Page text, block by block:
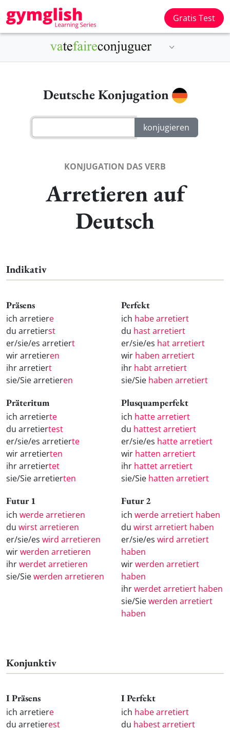
Gratis Test
Deutsche Konjugation
KONJUGATION DAS VERB
Arretieren auf
Deutsch
Indikativ
Präsens
ich arretiere
du arretierst
er/sie/es arretiert
wir arretieren
ihr arretiert
sie/Sie arretieren
Perfekt
ich habe arretiert
du hast arretiert
er/sie/es hat arretiert
wir haben arretiert
ihr habt arretiert
sie/Sie haben arretiert
Präteritum
ich arretierte
du arretiertest
er/sie/es arretierte
wir arretierten
ihr arretiertet
sie/Sie arretierten
Plusquamperfekt
ich hatte arretiert
du hattest arretiert
er/sie/es hatte arretiert
wir hatten arretiert
ihr hattet arretiert
sie/Sie hatten arretiert
Futur 1
ich werde arretieren
du wirst arretieren
er/sie/es wird arretieren
wirwerden arretieren
ihrwerdet arretieren
sie/Siewerden arretieren
Futur 2
ich werde arretiert haben
du wirst arretiert haben
er/sie/es wird arretiert
haben
wirwerden arretiert
haben
ihrwerdet arretiert haben
sie/Siewerden arretiert
haben
Konjunktiv
I Präsens
ich arretiere
du arretierest
I Perfekt
ich habe arretiert
du habest arretiert